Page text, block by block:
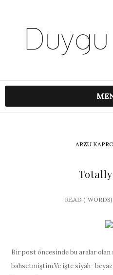
ARZU
READ ( WORDS)
Bir post öncesinde bu aralar olan
bahsetmiştim.Ve işte siyah-